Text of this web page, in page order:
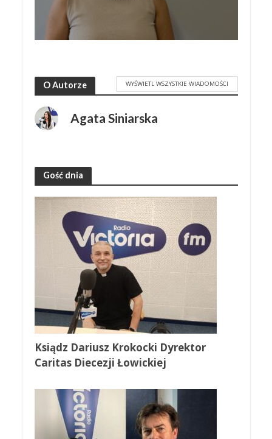
O Autorze WYŚWIETL WSZYSTKIE WIADOMOŚCI
Agata Siniarska
Gość dnia
Ksiądz Dariusz Krokocki Dyrektor
Caritas Diecezji Łowickiej